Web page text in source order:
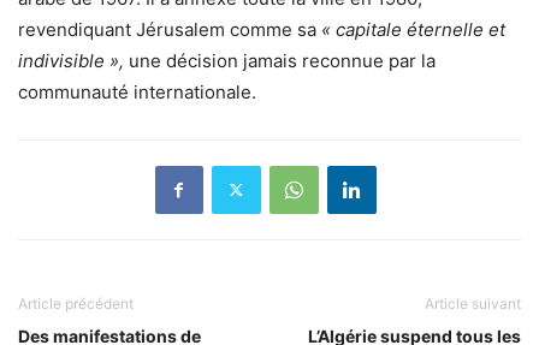
revendiquant Jérusalem comme sa « capitale éternelle et
indivisible », une décision jamais reconnue par la
communauté internationale.
Article précédent
Des manifestations de
Article suivant
L’Algérie suspend tous les